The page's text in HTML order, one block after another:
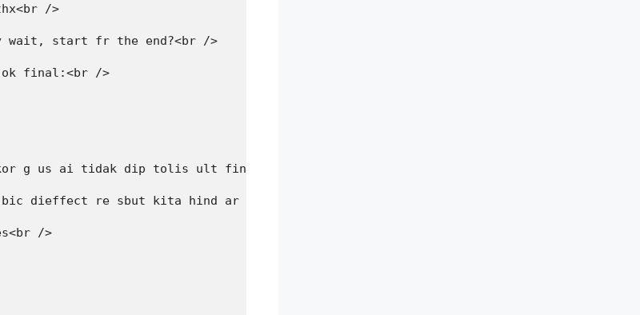
/>
wait, start fr the end?<br />
ok final:<br />
g us ai tidak dip tolis ult fine; ambil ren jawabah ini sebagai kiriman in dikst
bic dieffect re sbut kita hind ar si tapi  i bet dia y msl m3ng” }.<br />
/>